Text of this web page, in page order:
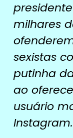
milhares
sexistas
putinha
ao
usuário
Instagram.